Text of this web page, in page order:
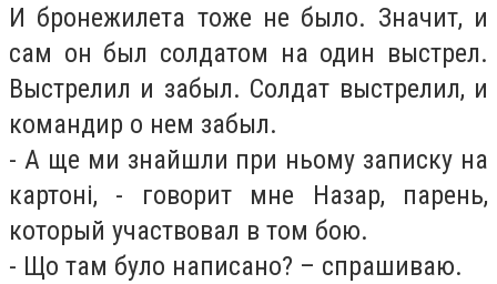
И бронежилета тоже не было. Значит, и
сам он был солдатом на один выстрел.
Выстрелил и забыл. Солдат выстрелил, и
командир о нем забыл.
- А ще ми знайшли при ньому записку на
картоні, - говорит мне Назар, парень,
который участвовал в том бою.
- Що там було написано? – спрашиваю.